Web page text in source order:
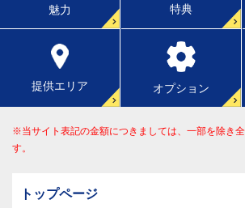
魅力 特典
提供エリア オプション
※当サイト表記の金額につきましては、一部を除き
す。
トップページ